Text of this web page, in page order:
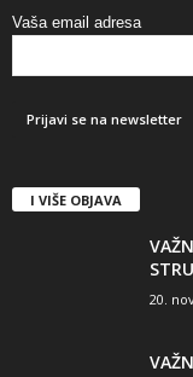
Vaša email adresa
I VIŠE OBJAVA
20.